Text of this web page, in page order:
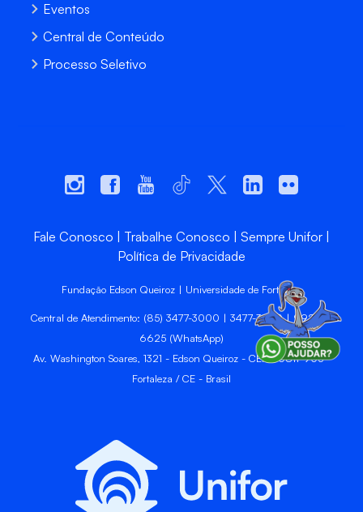
Eventos
Central de Conteúdo
Processo Seletivo
Fale Conosco Trabalhe Conosco
Sempre Unifor
Política de Privacidade
Fundação Edson Queiroz | Universidade de Fortaleza
Central de Atendimento: (85) 3477-3000 | 3477-3400 | 99246-
6625 (WhatsApp)
Av. Washington Soares, 1321 - Edson Queiroz - CEP 60811-905 -
Fortaleza / CE - Brasil